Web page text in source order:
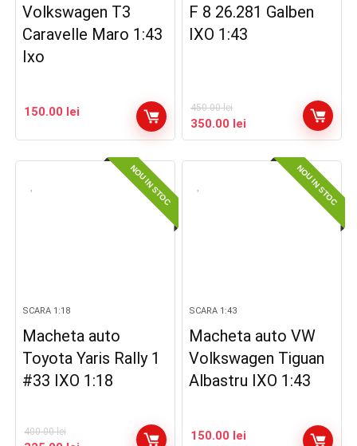
Volkswagen T3
Caravelle Maro 1:43
Ixo
150.00 lei
F 8 26.281 Galben
IXO 1:43
450.00lei
Prețul
inițial
450.00 lei.
350.00 lei
curent
este:
350.00 lei.
NOU IN STOC
SCARA 1:18
Macheta auto
Toyota Yaris Rally 1
#33 IXO 1:18
400.00lei
NOU IN STOC
SCARA 1:43
Macheta auto VW
Volkswagen Tiguan
Albastru IXO 1:43
150.00 lei